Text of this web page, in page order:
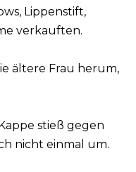
Lippenstift,
verkauften.
ältere Frau herum,
stieß gegen
nicht einmal um.